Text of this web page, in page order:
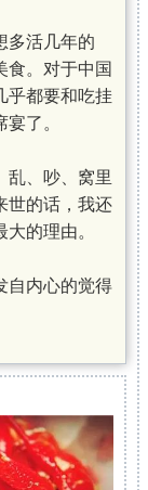
多活几年的
食。对于中国
乎都要和吃挂
了。
乱、吵、窝里
世的话，我还
的理由。
自内心的觉得